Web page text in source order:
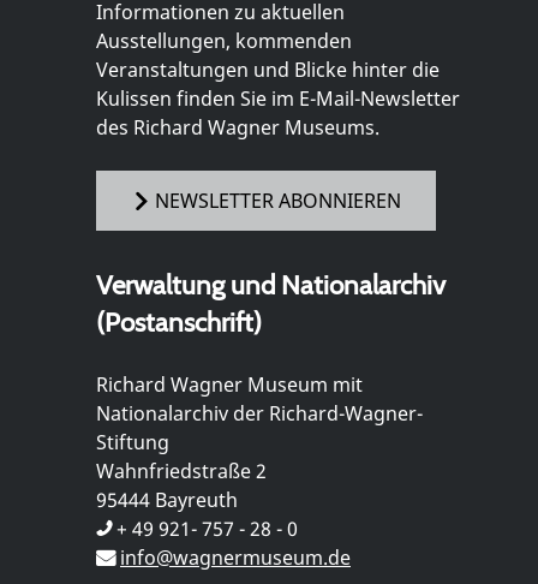
Informationen zu aktuellen
Ausstellungen, kommenden
Veranstaltungen und Blicke hinter die
Kulissen finden Sie im E-Mail-Newsletter
des Richard Wagner Museums.
NEWSLETTER ABONNIEREN
Verwaltung und Nationalarchiv
(Postanschrift)
Richard Wagner Museum mit
Nationalarchiv der Richard-Wagner-
Stiftung
Wahnfriedstraße 2
95444 Bayreuth
+ 49 921- 757 - 28 - 0
info@wagnermuseum.de